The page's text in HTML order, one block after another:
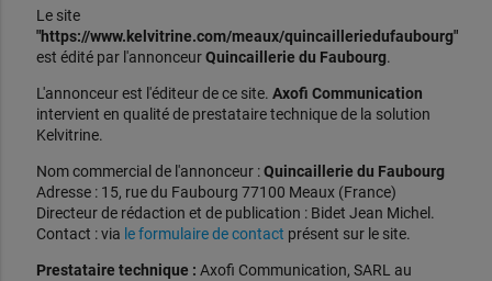
Le site
"https://www.kelvitrine.com/meaux/quincailleriedufaubourg"
est édité par l'annonceurQuincaillerie du Faubourg.
L'annonceur est l'éditeur de ce site. Axofi Communication
intervient en qualité de prestataire technique de la solution
Kelvitrine.
Nom commercial de l'annonceur :Quincaillerie du Faubourg
Adresse : 15, rue du Faubourg 77100 Meaux (France)
Directeur de rédaction et de publication : Bidet Jean Michel.
Contact : via le formulaire de contact présent sur le site.
Prestataire technique : Axofi Communication, SARL au